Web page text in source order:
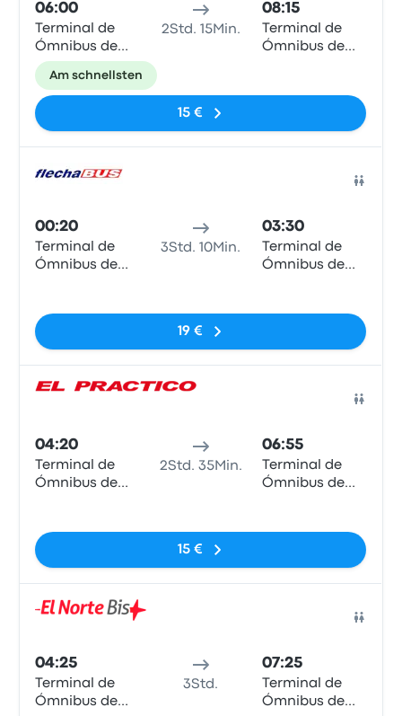
06:00
Terminal de
Ómnibus de
Reconquista
2Std. 15Min.
08:15
Terminal de
Ómnibus de
Am schnellsten
15 €
00:20
Terminal de
Ómnibus de
3Std. 10Min.
03:30
Terminal de
Ómnibus de
19 €
04:20
Terminal de
Ómnibus de
2Std. 35Min.
06:55
Terminal de
Ómnibus de
15 €
04:25
Terminal de
Ómnibus de
3Std.
07:25
Terminal de
Ómnibus de